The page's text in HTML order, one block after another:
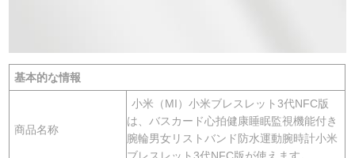
基本的な情報
商品名称
小米（MI）小米ブレスレット3代NFC版
は、バスカード心拍健康睡眠監視機能付き
腕輪男女リストバンド防水運動腕時計小米